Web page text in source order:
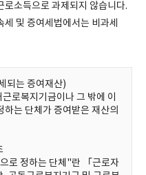
로소득으로 과제되지 않습니다.
및 증여세법에서는 비과세
되는 증여재산)
로복지기금이나 그 밖에 이
는 단체가 증여받은 재산의
로 정하는 단체"란 「근로자